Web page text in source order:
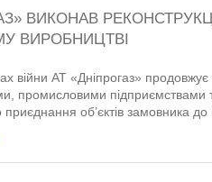
ВИКОНАВ
ВИРОБНИЦТВІ
війни АТ «Дніпрогаз»
промисловими
об’єктів замовника до